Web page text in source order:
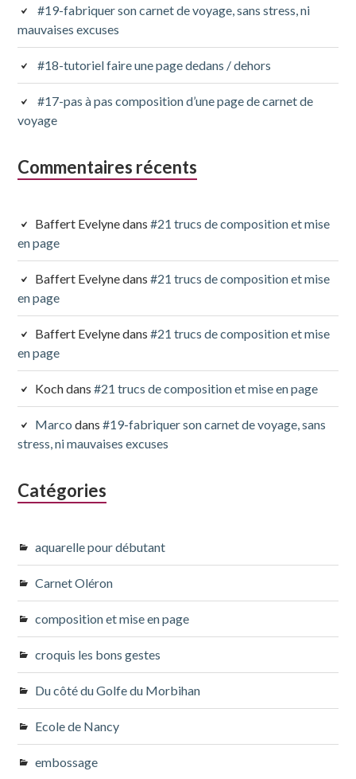
#19-fabriquer son carnet de voyage, sans stress, ni
mauvaises excuses
#18-tutoriel faire une page dedans / dehors
#17-pas à pas composition d’une page de carnet de
voyage
Commentaires récents
Baffert Evelynedans#21 trucs de composition et mise
en page
Baffert Evelynedans#21 trucs de composition et mise
en page
Baffert Evelynedans#21 trucs de composition et mise
en page
Kochdans#21 trucs de composition et mise en page
Marco dans#19-fabriquer son carnet de voyage, sans
stress, ni mauvaises excuses
Catégories
aquarelle pour débutant
Carnet Oléron
composition et mise en page
croquis les bons gestes
Du côté du Golfe du Morbihan
Ecole de Nancy
embossage